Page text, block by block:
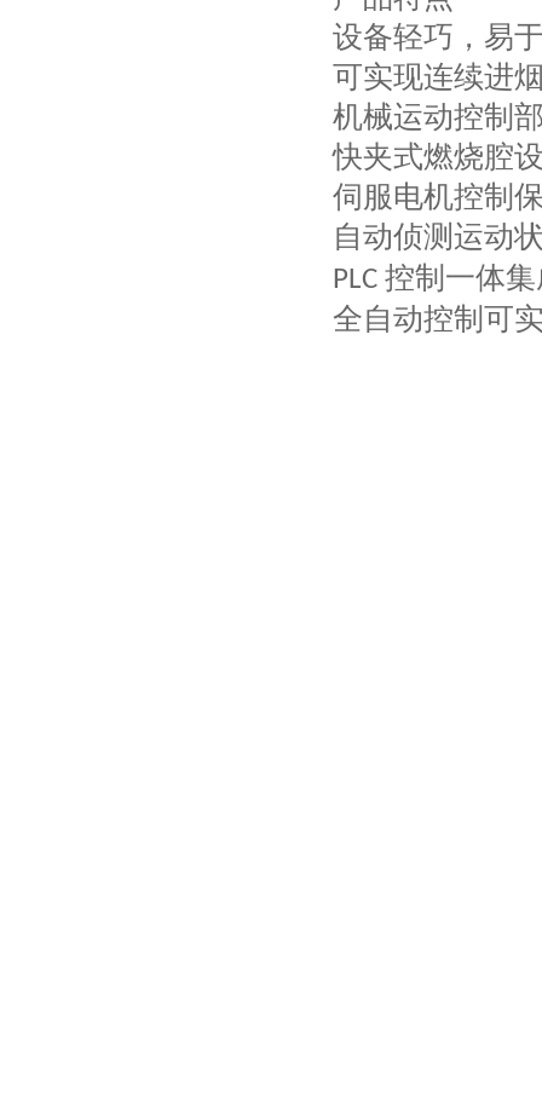
设备轻巧，易
可实现连续进
机械运动控制
快夹式燃烧腔
伺服电机控制
自动侦测运动
PLC 控制一体
全自动控制可